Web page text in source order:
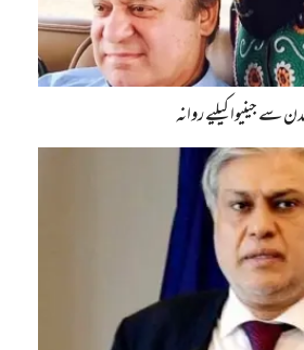
سے جینیوا کیلیے روانہ